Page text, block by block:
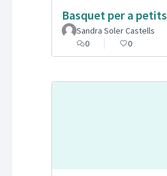
Basquet per a petits
Sandra Soler Castells
0
0